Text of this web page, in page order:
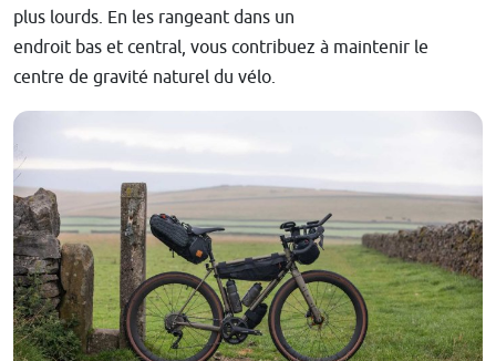
plus lourds. En les rangeant dans un
endroit bas et central, vous contribuez à maintenir le
centre de gravité naturel du vélo.